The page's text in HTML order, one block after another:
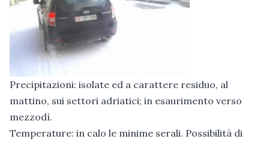
Precipitazioni: isolate ed a carattere residuo, al
mattino, sui settori adriatici; in esaurimento verso
mezzodì.
Temperature: in calo le minime serali. Possibilità di